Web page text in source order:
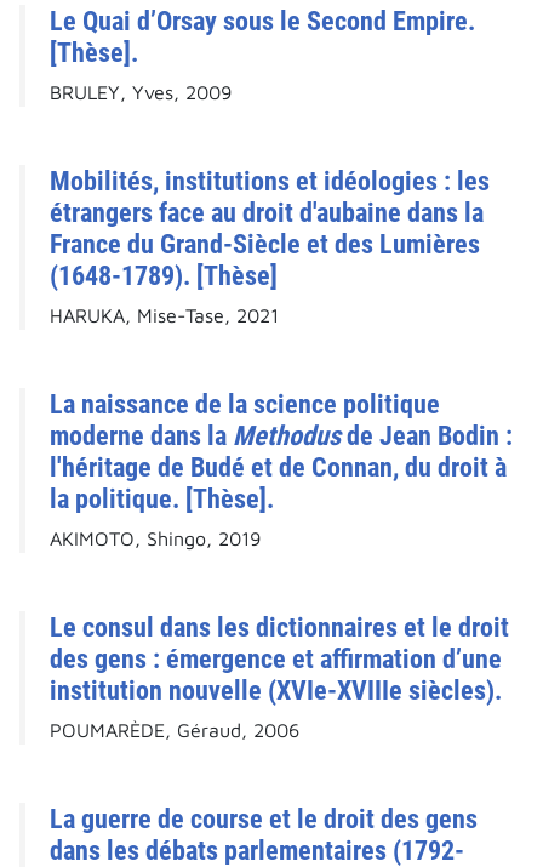
Le Quai d’Orsay sous le Second Empire.
[Thèse].
BRULEY, Yves, 2009
Mobilités, institutions et idéologies : les
étrangers face au droit d'aubaine dans la
France du Grand-Siècle et des Lumières
(1648-1789). [Thèse]
HARUKA, Mise-Tase, 2021
La naissance de la science politique
moderne dans la Methodusde Jean Bodin :
l'héritage de Budé et de Connan, du droit à
la politique. [Thèse].
AKIMOTO, Shingo, 2019
Le consul dans les dictionnaires et le droit
des gens : émergence et affirmation d’une
institution nouvelle (XVIe-XVIIIe siècles).
POUMARÈDE, Géraud, 2006
La guerre de course et le droit des gens
dans les débats parlementaires (1792-